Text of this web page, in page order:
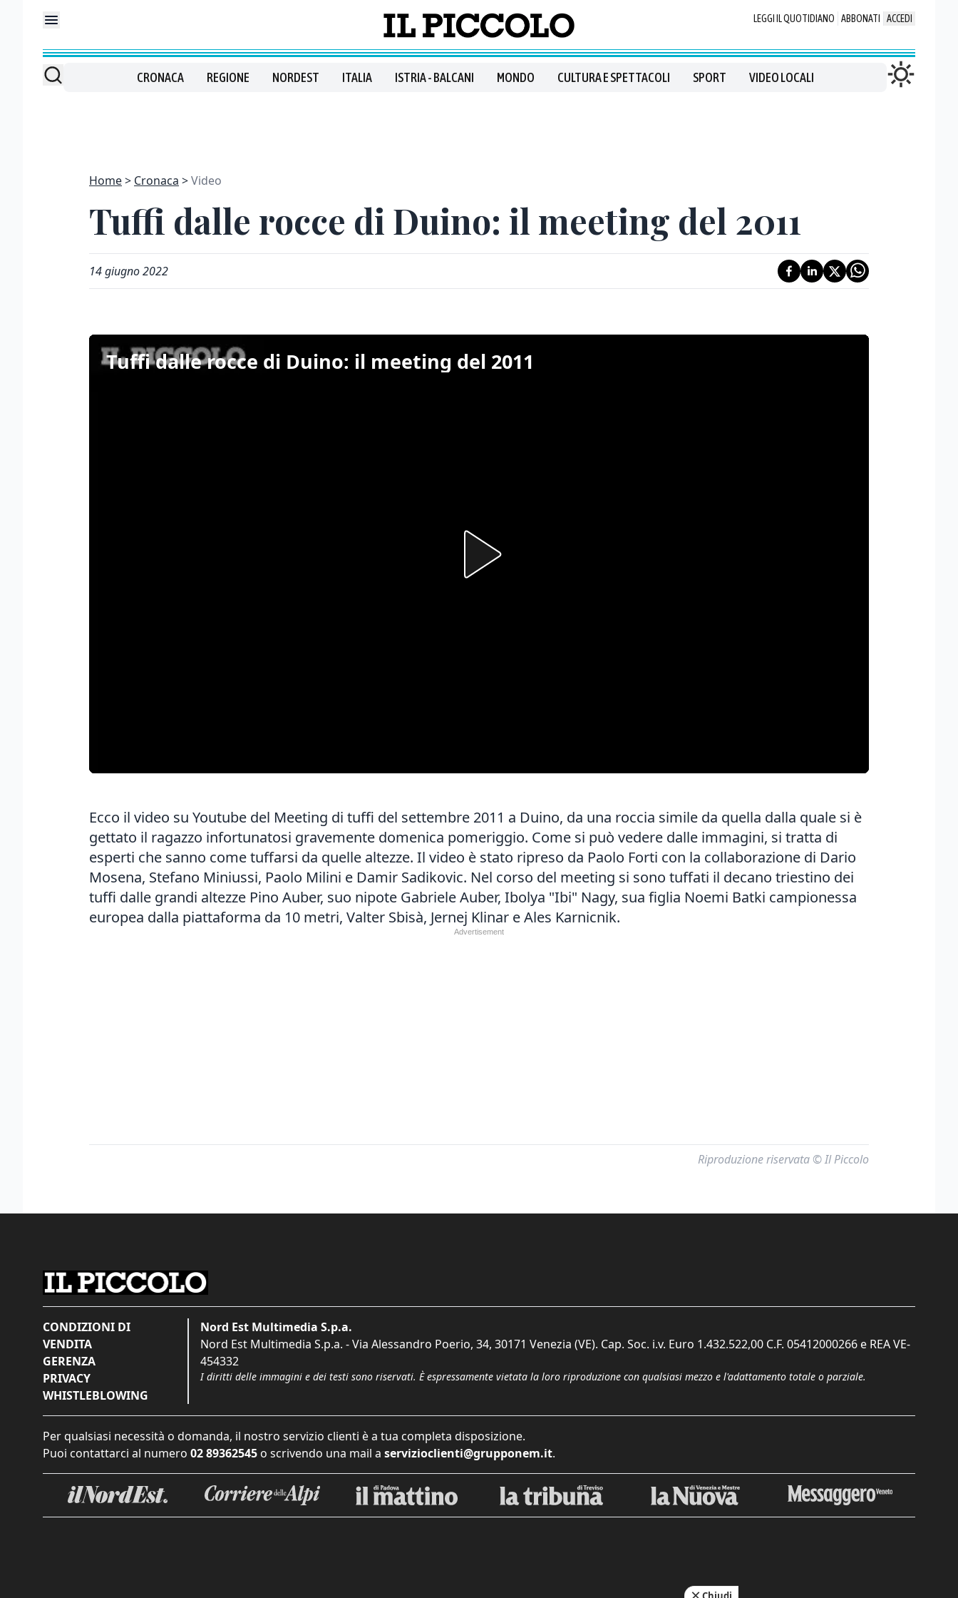
LEGGI IL QUOTIDIANO ABBONATI ACCEDI
CRONACA REGIONE NORDEST ITALIA ISTRIA - BALCANI MONDO CULTURA E SPETTACOLI SPORT VIDEO LOCALI
Home Cronaca Video
Tuffi dalle rocce di Duino: il meeting del 2011
14 giugno 2022
Tuffi dalle rocce di Duino: il meeting del 2011
Ecco il video su Youtube del Meeting di tuffi del settembre 2011 a Duino, da una roccia simile da quella dalla quale si è
gettato il ragazzo infortunatosi gravemente domenica pomeriggio. Come si può vedere dalle immagini, si tratta di
esperti che sanno come tuffarsi da quelle altezze. Il video è stato ripreso da Paolo Forti con la collaborazione di Dario
Mosena, Stefano Miniussi, Paolo Milini e Damir Sadikovic. Nel corso del meeting si sono tuffati il decano triestino dei
tuffi dalle grandi altezze Pino Auber, suo nipote Gabriele Auber, Ibolya "Ibi" Nagy, sua figlia Noemi Batki campionessa
europea dalla piattaforma da 10 metri, Valter Sbisà, Jernej Klinar e Ales Karnicnik.
Riproduzione riservata © Il Piccolo
CONDIZIONI DI
VENDITA
GERENZA
PRIVACY
WHISTLEBLOWING
Nord Est Multimedia S.p.a.
Nord Est Multimedia S.p.a. - Via Alessandro Poerio, 34, 30171 Venezia (VE). Cap. Soc. i.v. Euro 1.432.522,00 C.F. 05412000266 e REA VE-
454332
I diritti delle immagini e dei testi sono riservati. È espressamente vietata la loro riproduzione con qualsiasi mezzo e l'adattamento totale o parziale.
Per qualsiasi necessità o domanda, il nostro servizio clienti è a tua completa disposizione.
Puoi contattarci al numero 02 89362545 o scrivendo una mail a servizioclienti@grupponem.it.